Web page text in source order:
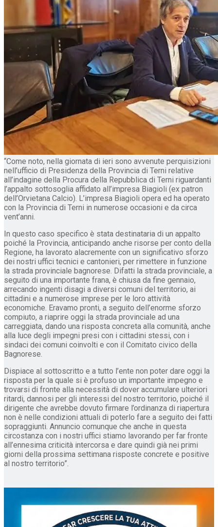
“Come noto, nella giornata di ieri sono avvenute perquisizioni
nell’ufficio di Presidenza della Provincia di Terni relative
all’indagine della Procura della Repubblica di Terni riguardanti
l’appalto sottosoglia affidato all’impresa Biagioli (ex patron
dell’Orvietana Calcio). L’impresa Biagioli opera ed ha operato
con la Provincia di Terni in numerose occasioni e da circa
vent’anni.
In questo caso specifico è stata destinataria di un appalto
poiché la Provincia, anticipando anche risorse per conto della
Regione, ha lavorato alacremente con un significativo sforzo
dei nostri uffici tecnici e cantonieri, per rimettere in funzione
la strada provinciale bagnorese. Difatti la strada provinciale, a
seguito di una importante frana, è chiusa da fine gennaio,
arrecando ingenti disagi a diversi comuni del territorio, ai
cittadini e a numerose imprese per le loro attività
economiche. Eravamo pronti, a seguito dell’enorme sforzo
compiuto, a riaprire oggi la strada provinciale ad una
carreggiata, dando una risposta concreta alla comunità, anche
alla luce degli impegni presi con i cittadini stessi, con i
sindaci dei comuni coinvolti e con il Comitato civico della
Bagnorese.
Dispiace al sottoscritto e a tutto l’ente non poter dare oggi la
risposta per la quale si è profuso un importante impegno e
trovarsi di fronte alla necessità di dover accumulare ulteriori
ritardi, dannosi per gli interessi del nostro territorio, poiché il
dirigente che avrebbe dovuto firmare l’ordinanza di riapertura
non è nelle condizioni attuali di poterlo fare a seguito dei fatti
sopraggiunti. Annuncio comunque che anche in questa
circostanza con i nostri uffici stiamo lavorando per far fronte
all’ennesima criticità intercorsa e dare quindi già nei primi
giorni della prossima settimana risposte concrete e positive
al nostro territorio”.